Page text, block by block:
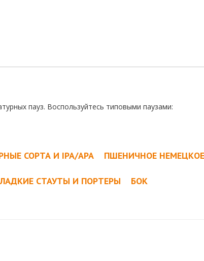
пауз. Воспользуйтесь типовыми паузами:
СОРТА И IPA/APA ПШЕНИЧНОЕ
СТАУТЫ И ПОРТЕРЫ БОК